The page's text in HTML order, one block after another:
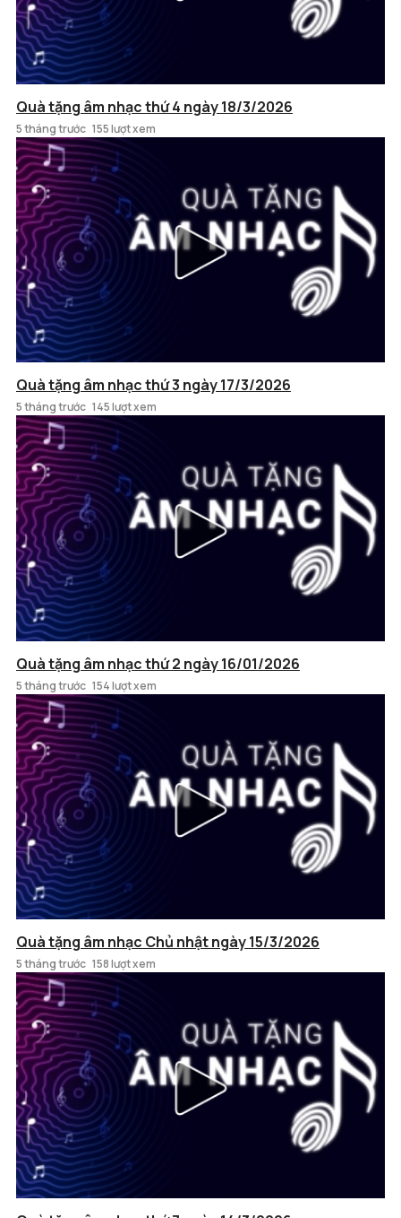
Quà tặng âm nhạc thứ 4 ngày 18/3/2026
5 tháng trước 155 lượt xem
Quà tặng âm nhạc thứ 3 ngày 17/3/2026
5 tháng trước 145 lượt xem
Quà tặng âm nhạc thứ 2 ngày 16/01/2026
5 tháng trước 154 lượt xem
Quà tặng âm nhạc Chủ nhật ngày 15/3/2026
5 tháng trước 158 lượt xem